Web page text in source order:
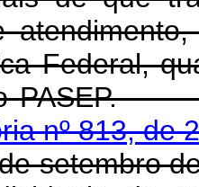
Federal,
ao
nº 813, de
setembro